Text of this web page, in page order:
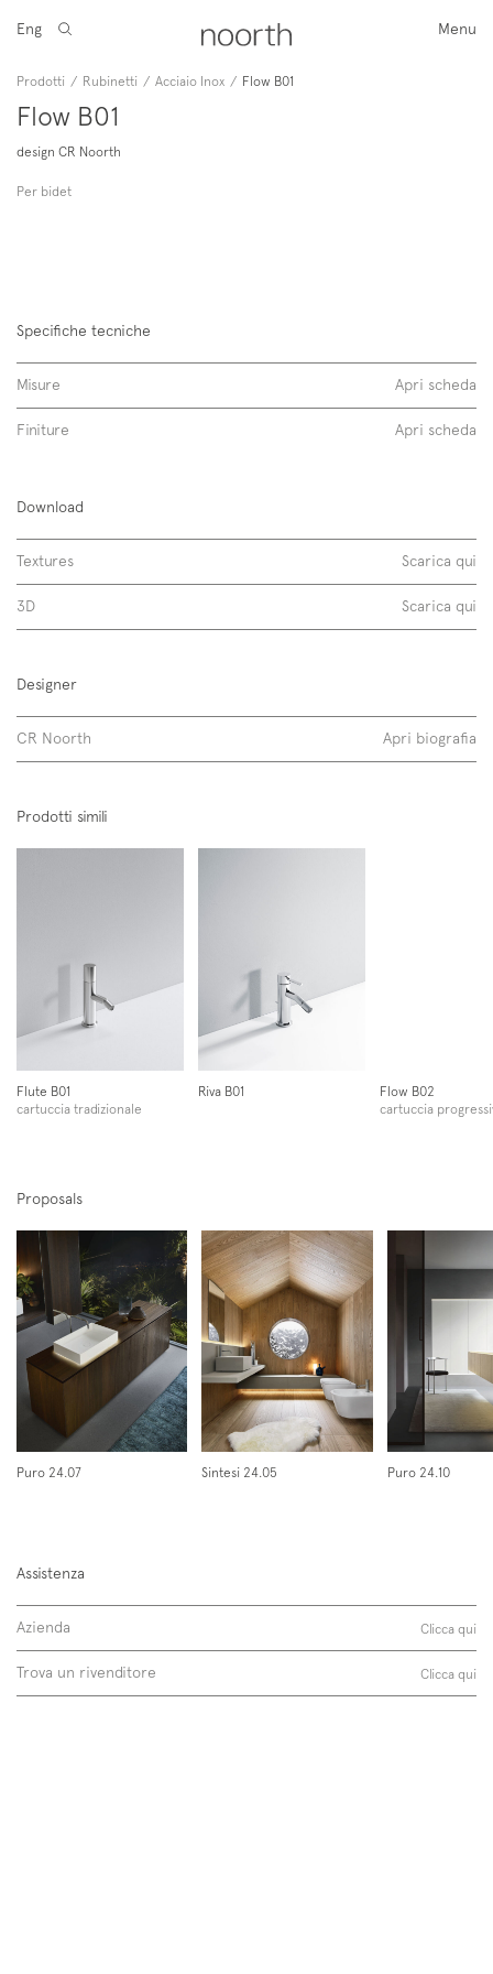
Menu
Eng
Follow us on
Prodotti / Rubinetti / Acciaio Inox / Flow B01
Flow B01
design CR Noorth
Per bidet
Specifiche tecniche
Misure Apri scheda
Finiture Apri scheda
metalli inox
Download
Textures Scarica qui
3D Scarica qui
Designer
CR Noorth Apri biografia
Scopri di più
Prodotti simili
Flute B01
cartuccia tradizionale
Riva B01
Flow B02
cartuccia
Proposals
Puro 24.07 Sintesi 24.05 Puro 24.10
Assistenza
Azienda Clicca qui
Trova un rivenditore Clicca qui